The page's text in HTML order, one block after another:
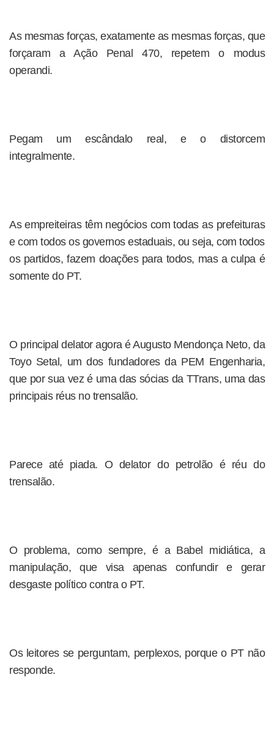
As mesmas forças, exatamente as mesmas forças, que
forçaram a Ação Penal 470, repetem o modus
operandi.
Pegam um escândalo real, e o distorcem
integralmente.
As empreiteiras têm negócios com todas as prefeituras
e com todos os governos estaduais, ou seja, com todos
os partidos, fazem doações para todos, mas a culpa é
somente do PT.
O principal delator agora é Augusto Mendonça Neto, da
Toyo Setal, um dos fundadores da PEM Engenharia,
que por sua vez é uma das sócias da TTrans, uma das
principais réus no trensalão.
Parece até piada. O delator do petrolão é réu do
trensalão.
O problema, como sempre, é a Babel midiática, a
manipulação, que visa apenas confundir e gerar
desgaste político contra o PT.
Os leitores se perguntam, perplexos, porque o PT não
responde.